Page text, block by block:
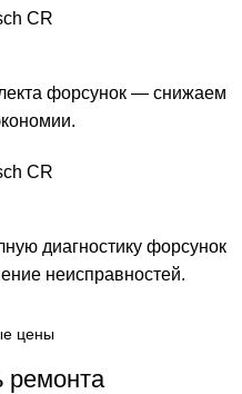
форсунок — снижаем
диагностику форсунок
неисправностей.
цены
ремонта